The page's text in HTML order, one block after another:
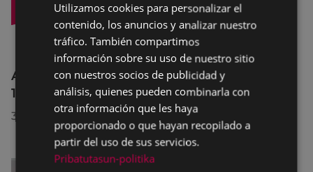
Afecciones al tráfico en la calle Egogain del
10 al 23 de agosto, por motivo de obras
30/07/2026
BASQUE
SPANISH
Utilizamos cookies para personalizar el
contenido, los anuncios y analizar nuestro
tráfico. También compartimos
información sobre su uso de nuestro sitio
con nuestros socios de publicidad y
análisis, quienes pueden combinarla con
otra información que les haya
proporcionado o que hayan recopilado a
partir del uso de sus servicios.
Pribatutasun-politika